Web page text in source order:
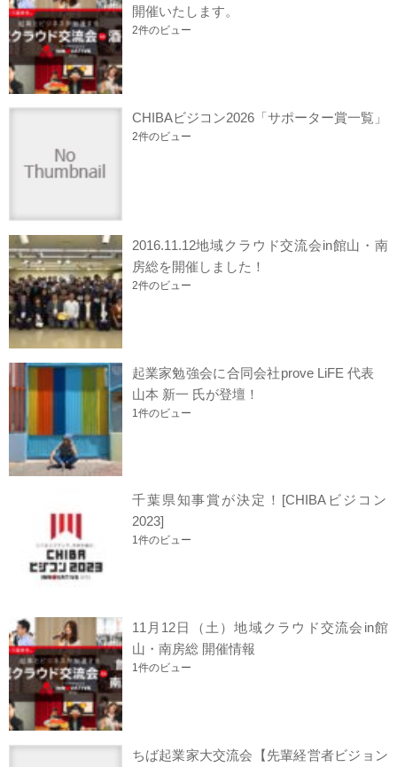
開催いたします。
2件のビュー
CHIBAビジコン2026「サポーター賞一覧」
2件のビュー
2016.11.12地域クラウド交流会in館山・南
房総を開催しました！
2件のビュー
起業家勉強会に合同会社prove LiFE 代表
山本 新一 氏が登壇！
1件のビュー
千葉県知事賞が決定！[CHIBAビジコン
2023]
1件のビュー
11月12日（土）地域クラウド交流会in館
山・南房総 開催情報
1件のビュー
ちば起業家大交流会【先輩経営者ビジョン